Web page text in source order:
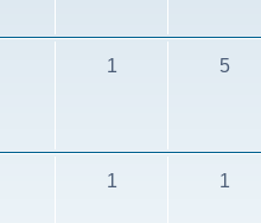
1 5
1 1